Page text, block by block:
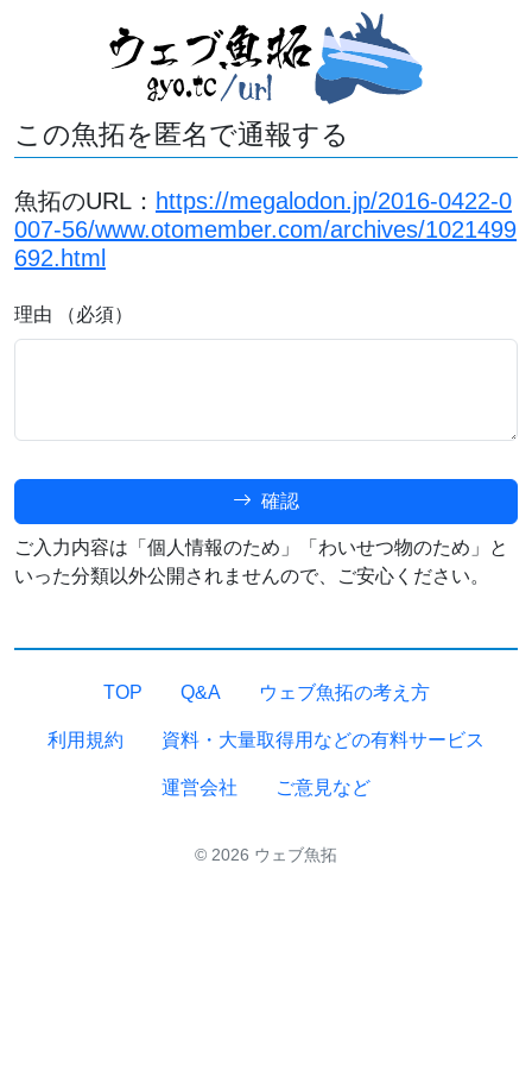
この魚拓を匿名で通報する
魚拓のURL： https://megalodon.jp/2016-0422-0
007-56/www.otomember.com/archives/1021499
692.html
理由 （必須）
確認
ご入力内容は「個人情報のため」「わいせつ物のため」と
いった分類以外公開されませんので、ご安心ください。
TOP Q&A ウェブ魚拓の考え方
利用規約 資料・大量取得用などの有料サービス
運営会社 ご意見など
© 2026 ウェブ魚拓